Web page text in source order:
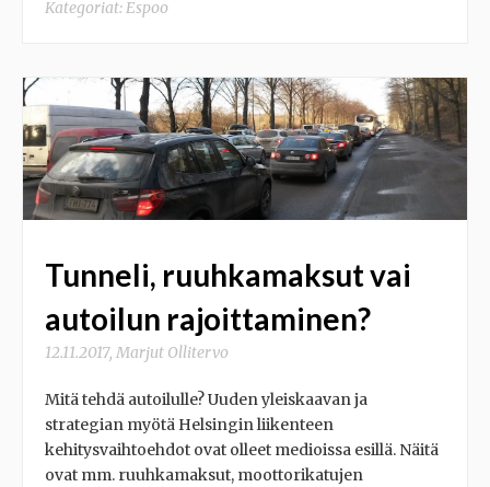
Kategoriat:Espoo
Tunneli, ruuhkamaksut vai
autoilun rajoittaminen?
12.11.2017, Marjut Ollitervo
Mitä tehdä autoilulle? Uuden yleiskaavan ja
strategian myötä Helsingin liikenteen
kehitysvaihtoehdot ovat olleet medioissa esillä. Näitä
ovat mm. ruuhkamaksut, moottorikatujen